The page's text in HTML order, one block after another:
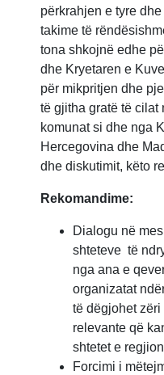
përkrahjen e tyre
takime të
tona shkojnë edhe
dhe Kryetaren e
për mikpritjen dhe
të gjitha gratë të cilat
komunat si dhe nga
Hercegovina dhe
dhe diskutimit, këto
Rekomandime:
Dialogu në
shteteve të
nga ana e
organizatat
të dëgjohet
relevante që
shtetet e
Forcimi i